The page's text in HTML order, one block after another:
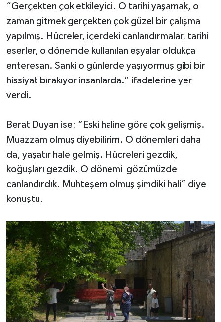
“Gerçekten çok etkileyici. O tarihi yaşamak, o
zaman gitmek gerçekten çok güzel bir çalışma
yapılmış. Hücreler, içerdeki canlandırmalar, tarihi
eserler, o dönemde kullanılan eşyalar oldukça
enteresan. Sanki o günlerde yaşıyormuş gibi bir
hissiyat bırakıyor insanlarda.” ifadelerine yer
verdi.
Berat Duyan ise; “Eski haline göre çok gelişmiş.
Muazzam olmuş diyebilirim. O dönemleri daha
da, yaşatır hale gelmiş. Hücreleri gezdik,
koğuşları gezdik. O dönemi gözümüzde
canlandırdık. Muhteşem olmuş şimdiki hali” diye
konuştu.